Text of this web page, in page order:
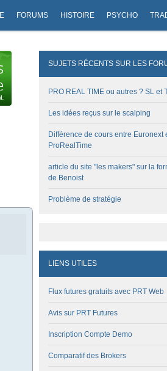
FORUMS HISTOIRE PSYCHO
SUJETS RÉCENTS SUR LES
PRO REAL TIME ou autres ? SL et
Les idées reçus sur le scalping
Différence de cours entre Euronext
ProRealTime
article du site "les makers" sur la
de Benoist
Problème de stratégie
LIENS UTILES
Flux futures gratuits avec PRT Web
Avis sur PRT Futures
Inscription Compte Demo
Comparatif des Brokers